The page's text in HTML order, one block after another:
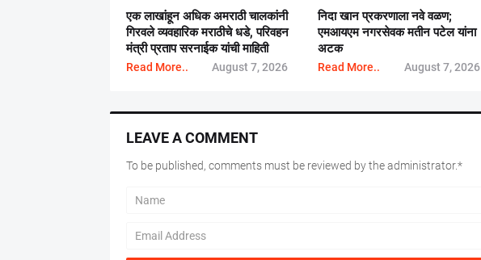
एक लाखांहून अधिक अमराठी चालकांनी
गिरवले व्यवहारिक मराठीचे धडे, परिवहन
मंत्री प्रताप सरनाईक यांची माहिती
Read More.. August 7, 2026
निदा खान प्रकरणाला नवे वळण;
एमआयएम नगरसेवक मतीन पटेल यांना
अटक
Read More.. August 7, 2026
LEAVE A COMMENT
To be published, comments must be reviewed by the administrator.*